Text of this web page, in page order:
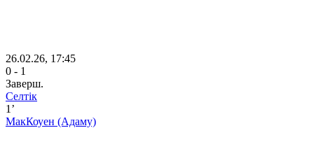
26.02.26, 17:45
0 - 1
Заверш.
Селтік
1’
МакКоуен (Адаму)